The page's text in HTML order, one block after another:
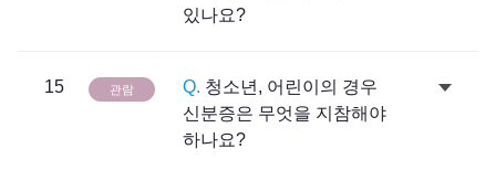
있나요?
15 관람 Q. 청소년, 어린이의 경우
신분증은 무엇을 지참해야
하나요?